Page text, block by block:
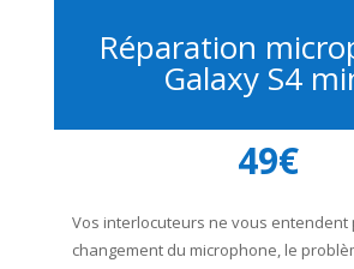
Réparation
Galaxy S4
49€
Vos interlocuteurs ne vous entendent
changement du microphone, le